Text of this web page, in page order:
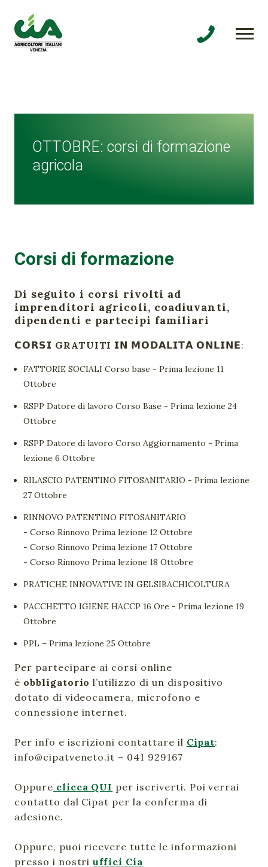
OTTOBRE: corsi di formazione
agricola
Corsi di formazione
Di seguito i corsi rivolti ad
imprenditori agricoli, coadiuvanti,
dipendenti e partecipi familiari
𝗖𝗢𝗥𝗦𝗜 GRATUITI 𝗜𝗡 𝗠𝗢𝗗𝗔𝗟𝗜𝗧𝗔̀ 𝗢𝗡𝗟𝗜𝗡𝗘:
FATTORIE SOCIALI Corso base - Prima lezione 11
Ottobre
RSPP Datore di lavoro Corso Base - Prima lezione 24
Ottobre
RSPP Datore di lavoro Corso Aggiornamento - Prima
lezione 6 Ottobre
RILASCIO PATENTINO FITOSANITARIO - Prima lezione
27 Ottobre
RINNOVO PATENTINO FITOSANITARIO
- Corso Rinnovo Prima lezione 12 Ottobre
- Corso Rinnovo Prima lezione 17 Ottobre
- Corso Rinnovo Prima lezione 18 Ottobre
PRATICHE INNOVATIVE IN GELSIBACHICOLTURA
PACCHETTO IGIENE HACCP 16 Ore - Prima lezione 19
Ottobre
PPL – Prima lezione 25 Ottobre
Per partecipare ai corsi online
è obbligatoriol’utilizzo di un dispositivo
dotato di videocamera, microfono e
connessione internet.
Per info e iscrizioni contattare il Cipat:
info@cipatveneto.it – 041 929167
Oppure clicca QUI per iscriverti. Poi verrai
contatto dal Cipat per la conferma di
adesione.
Oppure, puoi ricevere tutte le informazioni
presso i nostriuffici Cia